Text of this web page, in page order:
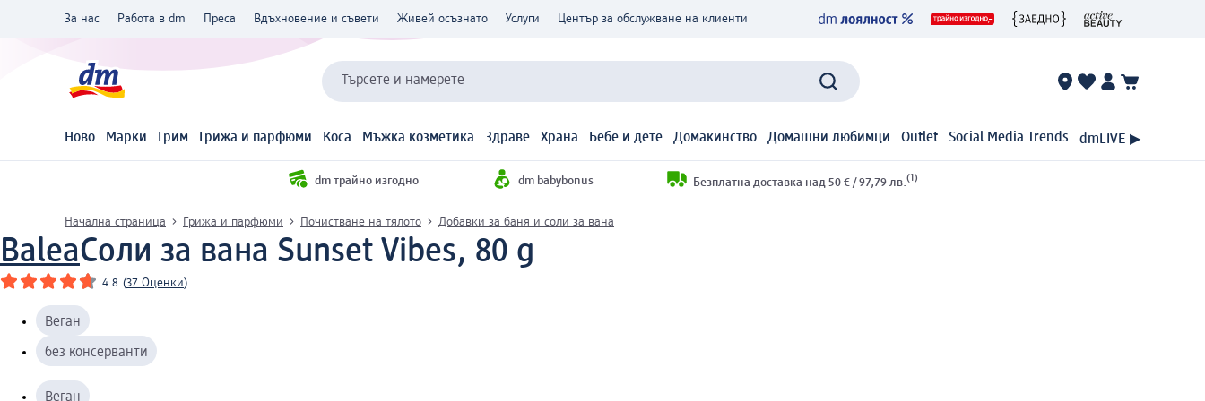
За нас Работа в dm Преса Вдъхновение и съвети Живей осъзнато Услуги Център за обслужване на клиенти
Търсете и намерете
Ново Марки Грим Грижа и парфюми Коса Мъжка козметика Здраве Храна Бебе и дете Домакинство Домашни любимци Outlet Social Media Trends dmLIVE ▶
dm трайно изгодно dm babybonus Безплатна доставка над 50 € / 97,79 лв. (1)
Начална страница Грижа и парфюми Почистване на тялото Добавки за баня и соли за вана
BaleaСоли за вана Sunset Vibes, 80 g
4.8 (37 Оценки)
Веган
без консерванти
Веган